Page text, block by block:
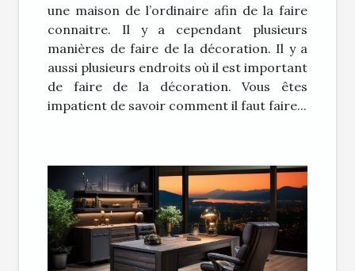
une maison de l’ordinaire afin de la faire
connaitre. Il y a cependant plusieurs
manières de faire de la décoration. Il y a
aussi plusieurs endroits où il est important
de faire de la décoration. Vous êtes
impatient de savoir comment il faut faire...